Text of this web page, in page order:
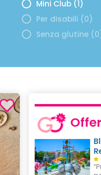
Mini Club (1)
Per disabili (0)
Senza glutine